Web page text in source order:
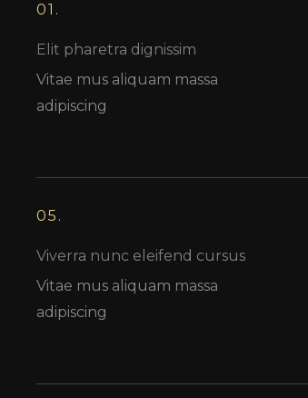
01.
Elit pharetra dignissim
Vitae mus aliquam massa
adipiscing
05.
Viverra nunc eleifend cursus
Vitae mus aliquam massa
adipiscing